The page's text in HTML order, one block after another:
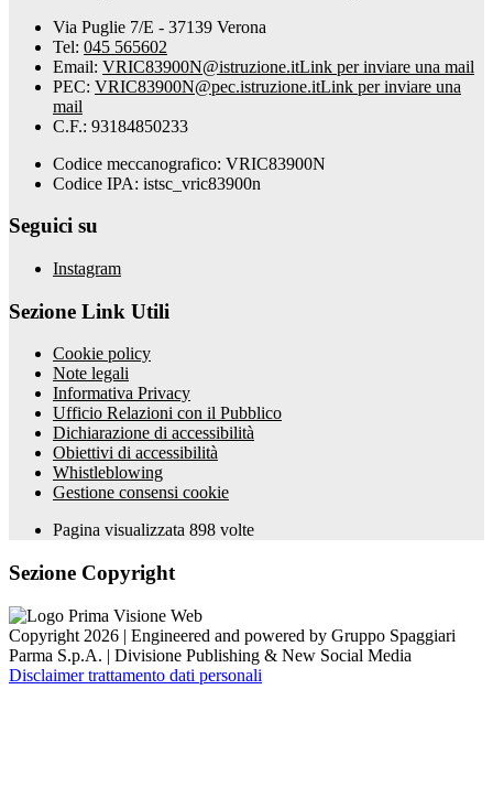
Via Puglie 7/E - 37139 Verona
Tel: 045 565602
Email: VRIC83900N@istruzione.itLink per inviare una mail
PEC: VRIC83900N@pec.istruzione.itLink per inviare una
mail
C.F.: 93184850233
Codice meccanografico: VRIC83900N
Codice IPA: istsc_vric83900n
Seguici su
Instagram
Sezione Link Utili
Cookie policy
Note legali
Informativa Privacy
Ufficio Relazioni con il Pubblico
Dichiarazione di accessibilità
Obiettivi di accessibilità
Whistleblowing
Gestione consensi cookie
Pagina visualizzata 898 volte
Sezione Copyright
Copyright 2026 | Engineered and powered by Gruppo Spaggiari
Parma S.p.A. | Divisione Publishing & New Social Media
Disclaimer trattamento dati personali